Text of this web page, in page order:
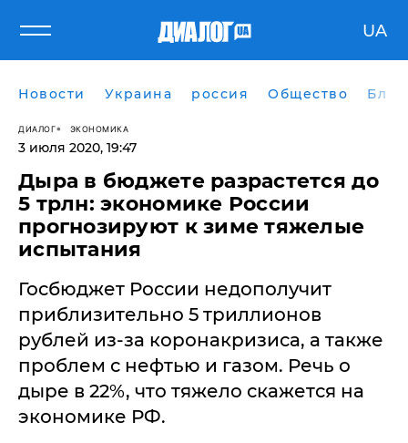
UA
Новости Украина россия Общество
ДИАЛОГ ЭКОНОМИКА
3 июля 2020, 19:47
​Дыра в бюджете разрастется до
5 трлн: экономике России
прогнозируют к зиме тяжелые
испытания
Госбюджет России недополучит
приблизительно 5 триллионов
рублей из-за коронакризиса, а также
проблем с нефтью и газом. Речь о
дыре в 22%, что тяжело скажется на
экономике РФ.